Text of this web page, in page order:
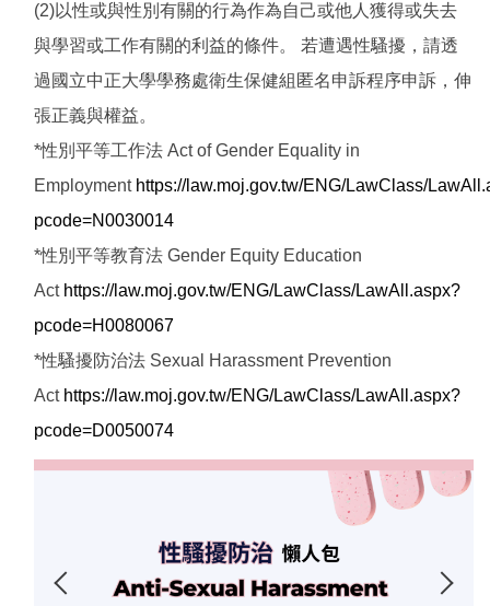
(2)以性或與性別有關的行為作為自己或他人獲得或失去
與學習或工作有關的利益的條件。 若遭遇性騷擾，請透
過國立中正大學學務處衛生保健組匿名申訴程序申訴，伸
張正義與權益。
*性別平等工作法 Act of Gender Equality in
Employment https://law.moj.gov.tw/ENG/LawClass/
pcode=N0030014
*性別平等教育法 Gender Equity Education
Act https://law.moj.gov.tw/ENG/LawClass/LawAll.aspx?
pcode=H0080067
*性騷擾防治法 Sexual Harassment Prevention
Act https://law.moj.gov.tw/ENG/LawClass/LawAll.aspx?
pcode=D0050074